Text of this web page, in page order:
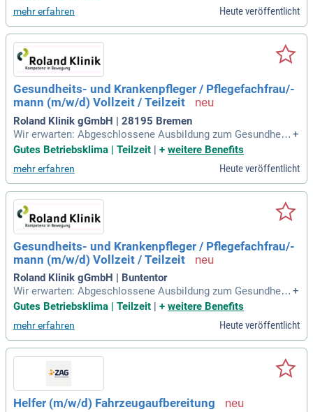
mehr erfahren Heute veröffentlicht
Gesundheits- und Krankenpfleger / Pflegefachfrau/-
mann (m/w/d) Vollzeit / Teilzeit
Roland Klinik gGmbH | 28195 Bremen
Wir erwarten: Abgeschlossene Ausbildung zum Gesundheits
- und Krankenpfleger oder Pflegefachfrau/-mann (m/w/d) ge
erbildung; Eine positive, menschenzugewandte Grundhaltun
g; Freude im interdisziplinären
+
Gutes Betriebsklima | Teilzeit | + weitere Benefits
mehr erfahren Heute veröffentlicht
Gesundheits- und Krankenpfleger / Pflegefachfrau/-
mann (m/w/d) Vollzeit / Teilzeit
Roland Klinik gGmbH | Buntentor
Wir erwarten: Abgeschlossene Ausbildung zum Gesundheits
- und Krankenpfleger oder Pflegefachfrau/-mann (m/w/d) ge
erbildung; Eine positive, menschenzugewandte Grundhaltun
g; Freude im interdisziplinären
+
Gutes Betriebsklima | Teilzeit | + weitere Benefits
mehr erfahren Heute veröffentlicht
Helfer (m/w/d) Fahrzeugaufbereitung